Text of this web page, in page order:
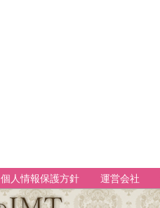
個人情報保護方針 運営会社